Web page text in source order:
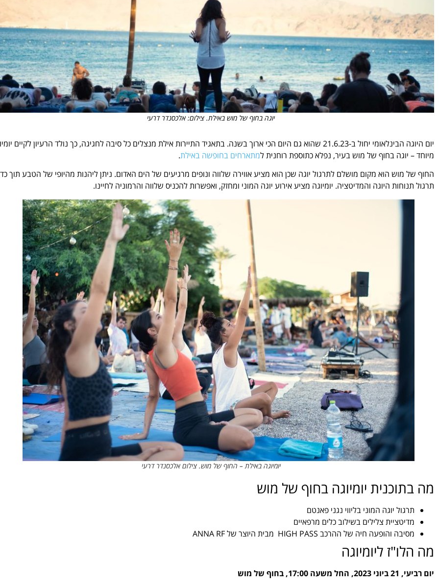
יוגה בחוף של מוש באילת. צילום: אלכסנדר דרעי
יום היוגה הבינלאומי יחול ב-21.6.23 שהוא גם היום הכי ארוך בשנה. בתאגיד התיירות אילת מנצלים כל סיבה לחגיגה, כך נולד הרעיון לקיים
מיוחד – יוגה בחוף של מוש בעיר, נפלא כתוספת רוחנית למתארחים בחופשה באילת.
החוף של מוש הוא מקום מושלם לתרגול יוגה שכן הוא מציע אווירה שלווה ונופים מרגיעים של הים האדום. ניתן ליהנות מהיופי של הטבע תוך
תרגול תנוחות היוגה והמדיטציה. יומיוגה מציע אירוע יוגה המוני ומחזק, ואפשרות להכניס שלווה והרמוניה לחיינו.
יומיוגה באילת – החוף של מוש. צילום אלכסנדר דרעי
מה בתוכנית יומיוגה בחוף של מוש
תרגול יוגה המוני בליווי נגני פאנטם
מדיטציית צלילים בשילוב כלים מרפאיים
מסיבה והופעה חיה של ההרכב HIGH PASS מבית היוצר של ANNA RF
מה הלו"ז ליומיוגה
יום רביעי, 21 ביוני 2023, החל משעה 17:00, בחוף של מוש